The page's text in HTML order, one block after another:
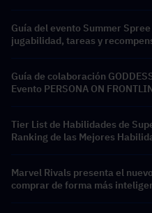
Guía del evento Summer
jugabilidad, tareas y
Guía de colaboración
Evento PERSONA ON
Tier List de Habilidades de
Ranking de las Mejores
Marvel Rivals presenta el
comprar de forma más